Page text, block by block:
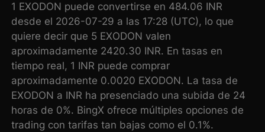
1 EXODON puede convertirse en 484.06 INR
desde el 2026-07-29 a las 17:28 (UTC), lo que
quiere decir que 5 EXODON valen
aproximadamente 2420.30 INR. En tasas en
tiempo real, 1 INR puede comprar
aproximadamente 0.0020 EXODON. La tasa de
EXODON a INR ha presenciado una subida de 24
horas de 0%. BingX ofrece múltiples opciones de
trading con tarifas tan bajas como el 0.1%.